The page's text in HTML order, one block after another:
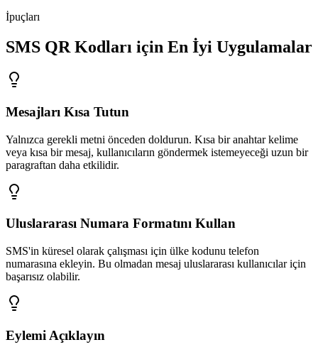
İpuçları
SMS QR Kodları için En İyi Uygulamalar
Mesajları Kısa Tutun
Yalnızca gerekli metni önceden doldurun. Kısa bir anahtar kelime
veya kısa bir mesaj, kullanıcıların göndermek istemeyeceği uzun bir
paragraftan daha etkilidir.
Uluslararası Numara Formatını Kullan
SMS'in küresel olarak çalışması için ülke kodunu telefon
numarasına ekleyin. Bu olmadan mesaj uluslararası kullanıcılar için
başarısız olabilir.
Eylemi Açıklayın